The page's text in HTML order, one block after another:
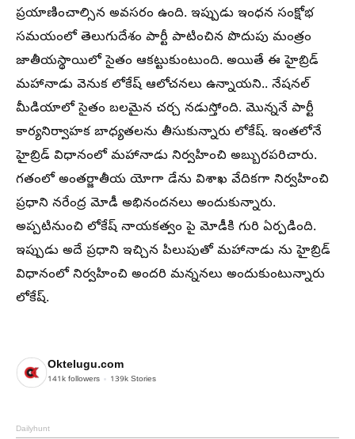
ప్రయాణించాల్సిన అవసరం ఉంది. ఇప్పుడు ఇంధన సంక్షోభ
సమయంలో తెలుగుదేశం పార్టీ పాటించిన పొదుపు మంత్రం
జాతీయస్థాయిలో సైతం ఆకట్టుకుంటుంది. అయితే ఈ హైబ్రిడ్
మహానాడు వెనుక లోకేష్ ఆలోచనలు ఉన్నాయని.. నేషనల్
మీడియాలో సైతం బలమైన చర్చ నడుస్తోంది. మొన్ననే పార్టీ
కార్యనిర్వాహక బాధ్యతలను తీసుకున్నారు లోకేష్. ఇంతలోనే
హైబ్రిడ్ విధానంలో మహానాడు నిర్వహించి అబ్బురపరిచారు.
గతంలో అంతర్జాతీయ యోగా డేను విశాఖ వేదికగా నిర్వహించి
ప్రధాని నరేంద్ర మోడీ అభినందనలు అందుకున్నారు.
అప్పటినుంచి లోకేష్ నాయకత్వం పై మోడీకి గురి ఏర్పడింది.
ఇప్పుడు అదే ప్రధాని ఇచ్చిన పిలుపుతో మహానాడు ను హైబ్రిడ్
విధానంలో నిర్వహించి అందరి మన్ననలు అందుకుంటున్నారు
లోకేష్.
Oktelugu.com
141k followers 139k Stories
Dailyhunt